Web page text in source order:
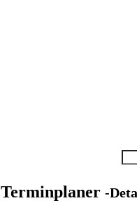
Terminplaner -